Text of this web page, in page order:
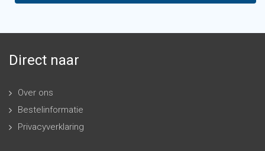
Direct naar
Over ons
Bestelinformatie
Privacyverklaring